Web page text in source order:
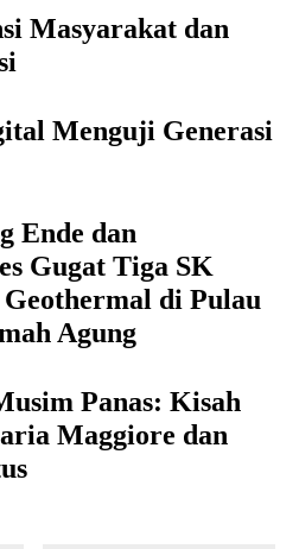
Masyarakat dan
Menguji Generasi
Ende dan
Gugat Tiga SK
di Pulau
Agung
Panas: Kisah
Maggiore dan